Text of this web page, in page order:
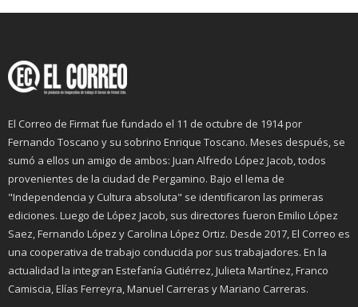
El Correo de Firmat fue fundado el 11 de octubre de 1914 por
Fernando Toscano y su sobrino Enrique Toscano. Meses después, se
sumó a ellos un amigo de ambos: Juan Alfredo López Jacob, todos
provenientes de la ciudad de Pergamino. Bajo el lema de
"Independencia y Cultura absoluta" se identificaron las primeras
ediciones. Luego de López Jacob, sus directores fueron Emilio López
Saez, Fernando López y Carolina López Ortiz. Desde 2017, El Correo es
una cooperativa de trabajo conducida por sus trabajadores. En la
actualidad la integran Estefanía Gutiérrez, Julieta Martínez, Franco
Camiscia, Elías Ferreyra, Manuel Carreras y Mariano Carreras.